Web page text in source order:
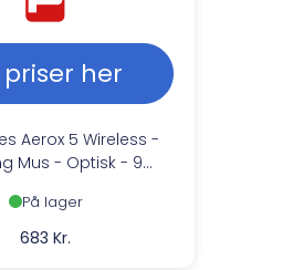
priser her
Aerox 5 Wireless -
Mus - Optisk - 9
På lager
683 Kr.